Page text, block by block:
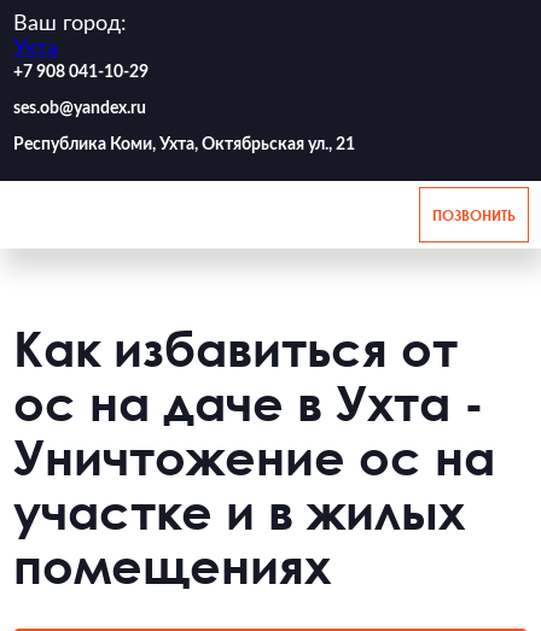
Ваш город:
Ухта
‪+7 908 041-10-29
ses.ob@yandex.ru
Республика Коми, Ухта, Октябрьская ул., 21
ПОЗВОНИТЬ
Как избавиться от
ос на даче в Ухта -
Уничтожение ос на
участке и в жилых
помещениях